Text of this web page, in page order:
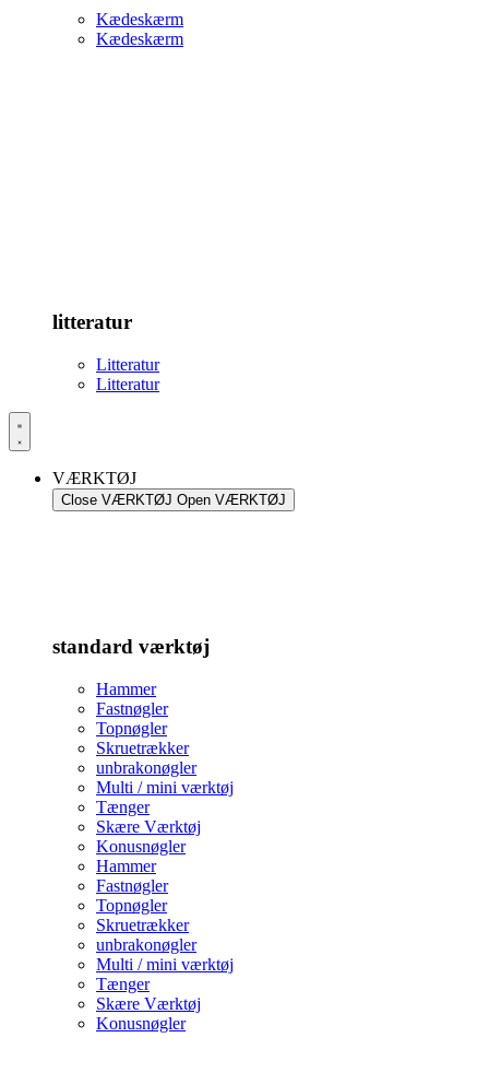
Kædeskærm
Kædeskærm
litteratur
Litteratur
Litteratur
VÆRKTØJ
Close VÆRKTØJ Open VÆRKTØJ
standard værktøj
Hammer
Fastnøgler
Topnøgler
Skruetrækker
unbrakonøgler
Multi / mini værktøj
Tænger
Skære Værktøj
Konusnøgler
Hammer
Fastnøgler
Topnøgler
Skruetrækker
unbrakonøgler
Multi / mini værktøj
Tænger
Skære Værktøj
Konusnøgler